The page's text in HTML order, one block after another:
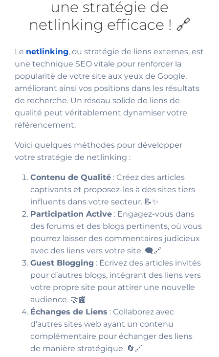
une stratégie de
netlinking efficace ! 🔗
Le netlinking, ou stratégie de liens externes, est
une technique SEO vitale pour renforcer la
popularité de votre site aux yeux de Google,
améliorant ainsi vos positions dans les résultats
de recherche. Un réseau solide de liens de
qualité peut véritablement dynamiser votre
référencement.
Voici quelques méthodes pour développer
votre stratégie de netlinking :
Contenu de Qualité : Créez des articles
captivants et proposez-les à des sites tiers
influents dans votre secteur. 📝✨
Participation Active : Engagez-vous dans
des forums et des blogs pertinents, où vous
pourrez laisser des commentaires judicieux
avec des liens vers votre site. 🗨️🔗
Guest Blogging : Écrivez des articles invités
pour d’autres blogs, intégrant des liens vers
votre propre site pour attirer une nouvelle
audience. 🤝📰
Échanges de Liens : Collaborez avec
d’autres sites web ayant un contenu
complémentaire pour échanger des liens
de manière stratégique. 🔄🔗